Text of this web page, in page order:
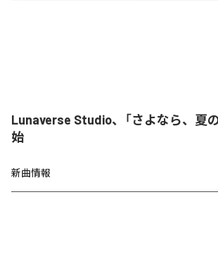
Lunaverse Studio、「さよなら、夏
始
新曲情報